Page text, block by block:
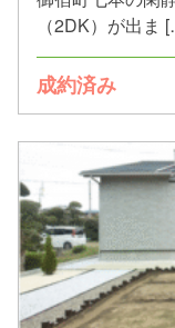
（2DK）が出ま
成約済み